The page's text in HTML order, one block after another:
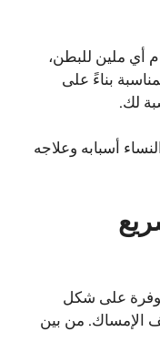
أي ملين للبطن،
بناءً على
لك.
أسبابه وعلاجه
على شكل
الإمساك. من بين